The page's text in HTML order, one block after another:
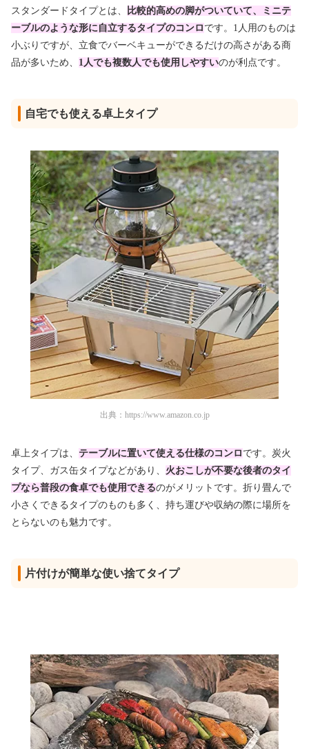
スタンダードタイプとは、
比較的高めの脚がついていて、ミニテ
ーブルのような形に自立するタイプのコンロ です。1人用のものは
小ぶりですが、 立食でバーベキューができるだけの高さがある商
品が多いため、 1人でも複数人でも使用しやすいのが利点です。
自宅でも使える卓上タイプ
出典： https://www.amazon.co.jp
卓上タイプは、 テーブルに置いて使える仕様のコンロ です。炭火
タイプ、ガス缶タイプなどがあり、 火おこしが不要な後者のタイ
プなら普段の食卓でも使用できるのがメリットです。折り畳んで
小さくできるタイプのものも多く、持ち運びや収納の際に場所を
とらないのも魅力です。
片付けが簡単な使い捨てタイプ